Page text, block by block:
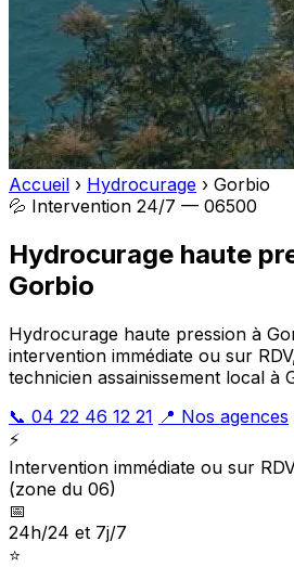
Accueil › Hydrocurage › Gorbio
💦 Intervention 24/7 — 06500
Hydrocurage haute
Gorbio
Hydrocurage haute pression à
intervention immédiate ou sur
technicien assainissement local à
📞 04 22 46 12 21 📍 Nos agences
⚡
Intervention immédiate ou sur
(zone du 06)
📅
24h/24 et 7j/7
⭐